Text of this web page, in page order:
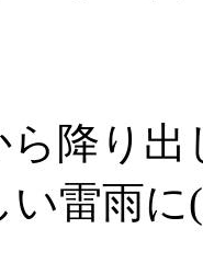
降り
い雷雨に